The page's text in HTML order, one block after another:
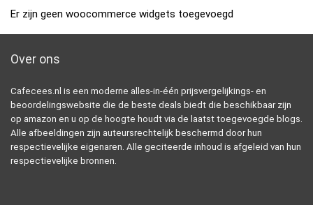
Er zijn geen woocommerce widgets toegevoegd
Over ons
Cafecees.nl is een moderne alles-in-één prijsvergelijkings- en
beoordelingswebsite die de beste deals biedt die beschikbaar zijn
op amazon en u op de hoogte houdt via de laatst toegevoegde blogs.
Alle afbeeldingen zijn auteursrechtelijk beschermd door hun
respectievelijke eigenaren. Alle geciteerde inhoud is afgeleid van hun
respectievelijke bronnen.